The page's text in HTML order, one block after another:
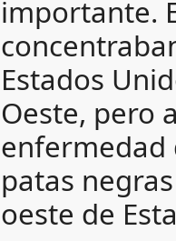
importante.
Estados
Oeste, pero
enfermedad
patas
oeste de